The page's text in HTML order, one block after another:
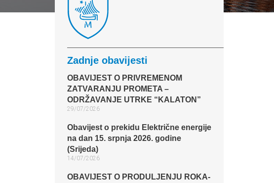
Zadnje obavijesti
OBAVIJEST O PRIVREMENOM
ZATVARANJU PROMETA –
ODRŽAVANJE UTRKE “KALATON”
29/07/2026
Obavijest o prekidu Električne energije
na dan 15. srpnja 2026. godine
(Srijeda)
14/07/2026
OBAVIJEST O PRODULJENJU ROKA-